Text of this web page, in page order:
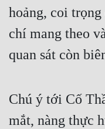
hoảng, coi
chí mang theo
quan sát còn
Chú ý tới Cố
mắt, nàng thực